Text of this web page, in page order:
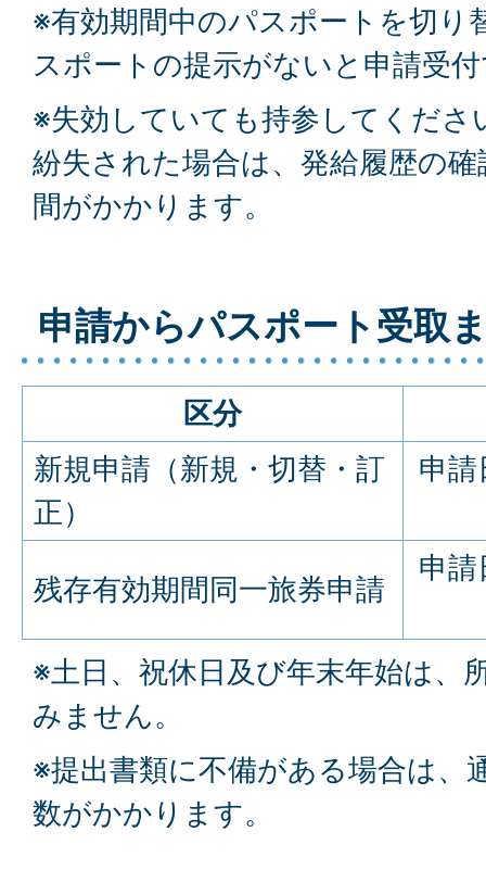
※有効期間中のパスポートを切り
スポートの提示がないと申請受
※失効していても持参してくださ
紛失された場合は、発給履歴の
間がかかります。
申請からパスポート受取
区分
新規申請（新規・切替・訂
正）
申
残存有効期間同一旅券申請
申
※土日、祝休日及び年末年始は、
みません。
※提出書類に不備がある場合は、
数がかかります。